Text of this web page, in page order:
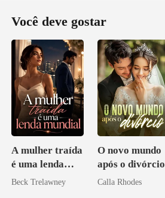
Você deve gostar
A mulher traída
é uma lenda
mundial
Beck Trelawney
O novo mundo
após o divórcio
Calla Rhodes